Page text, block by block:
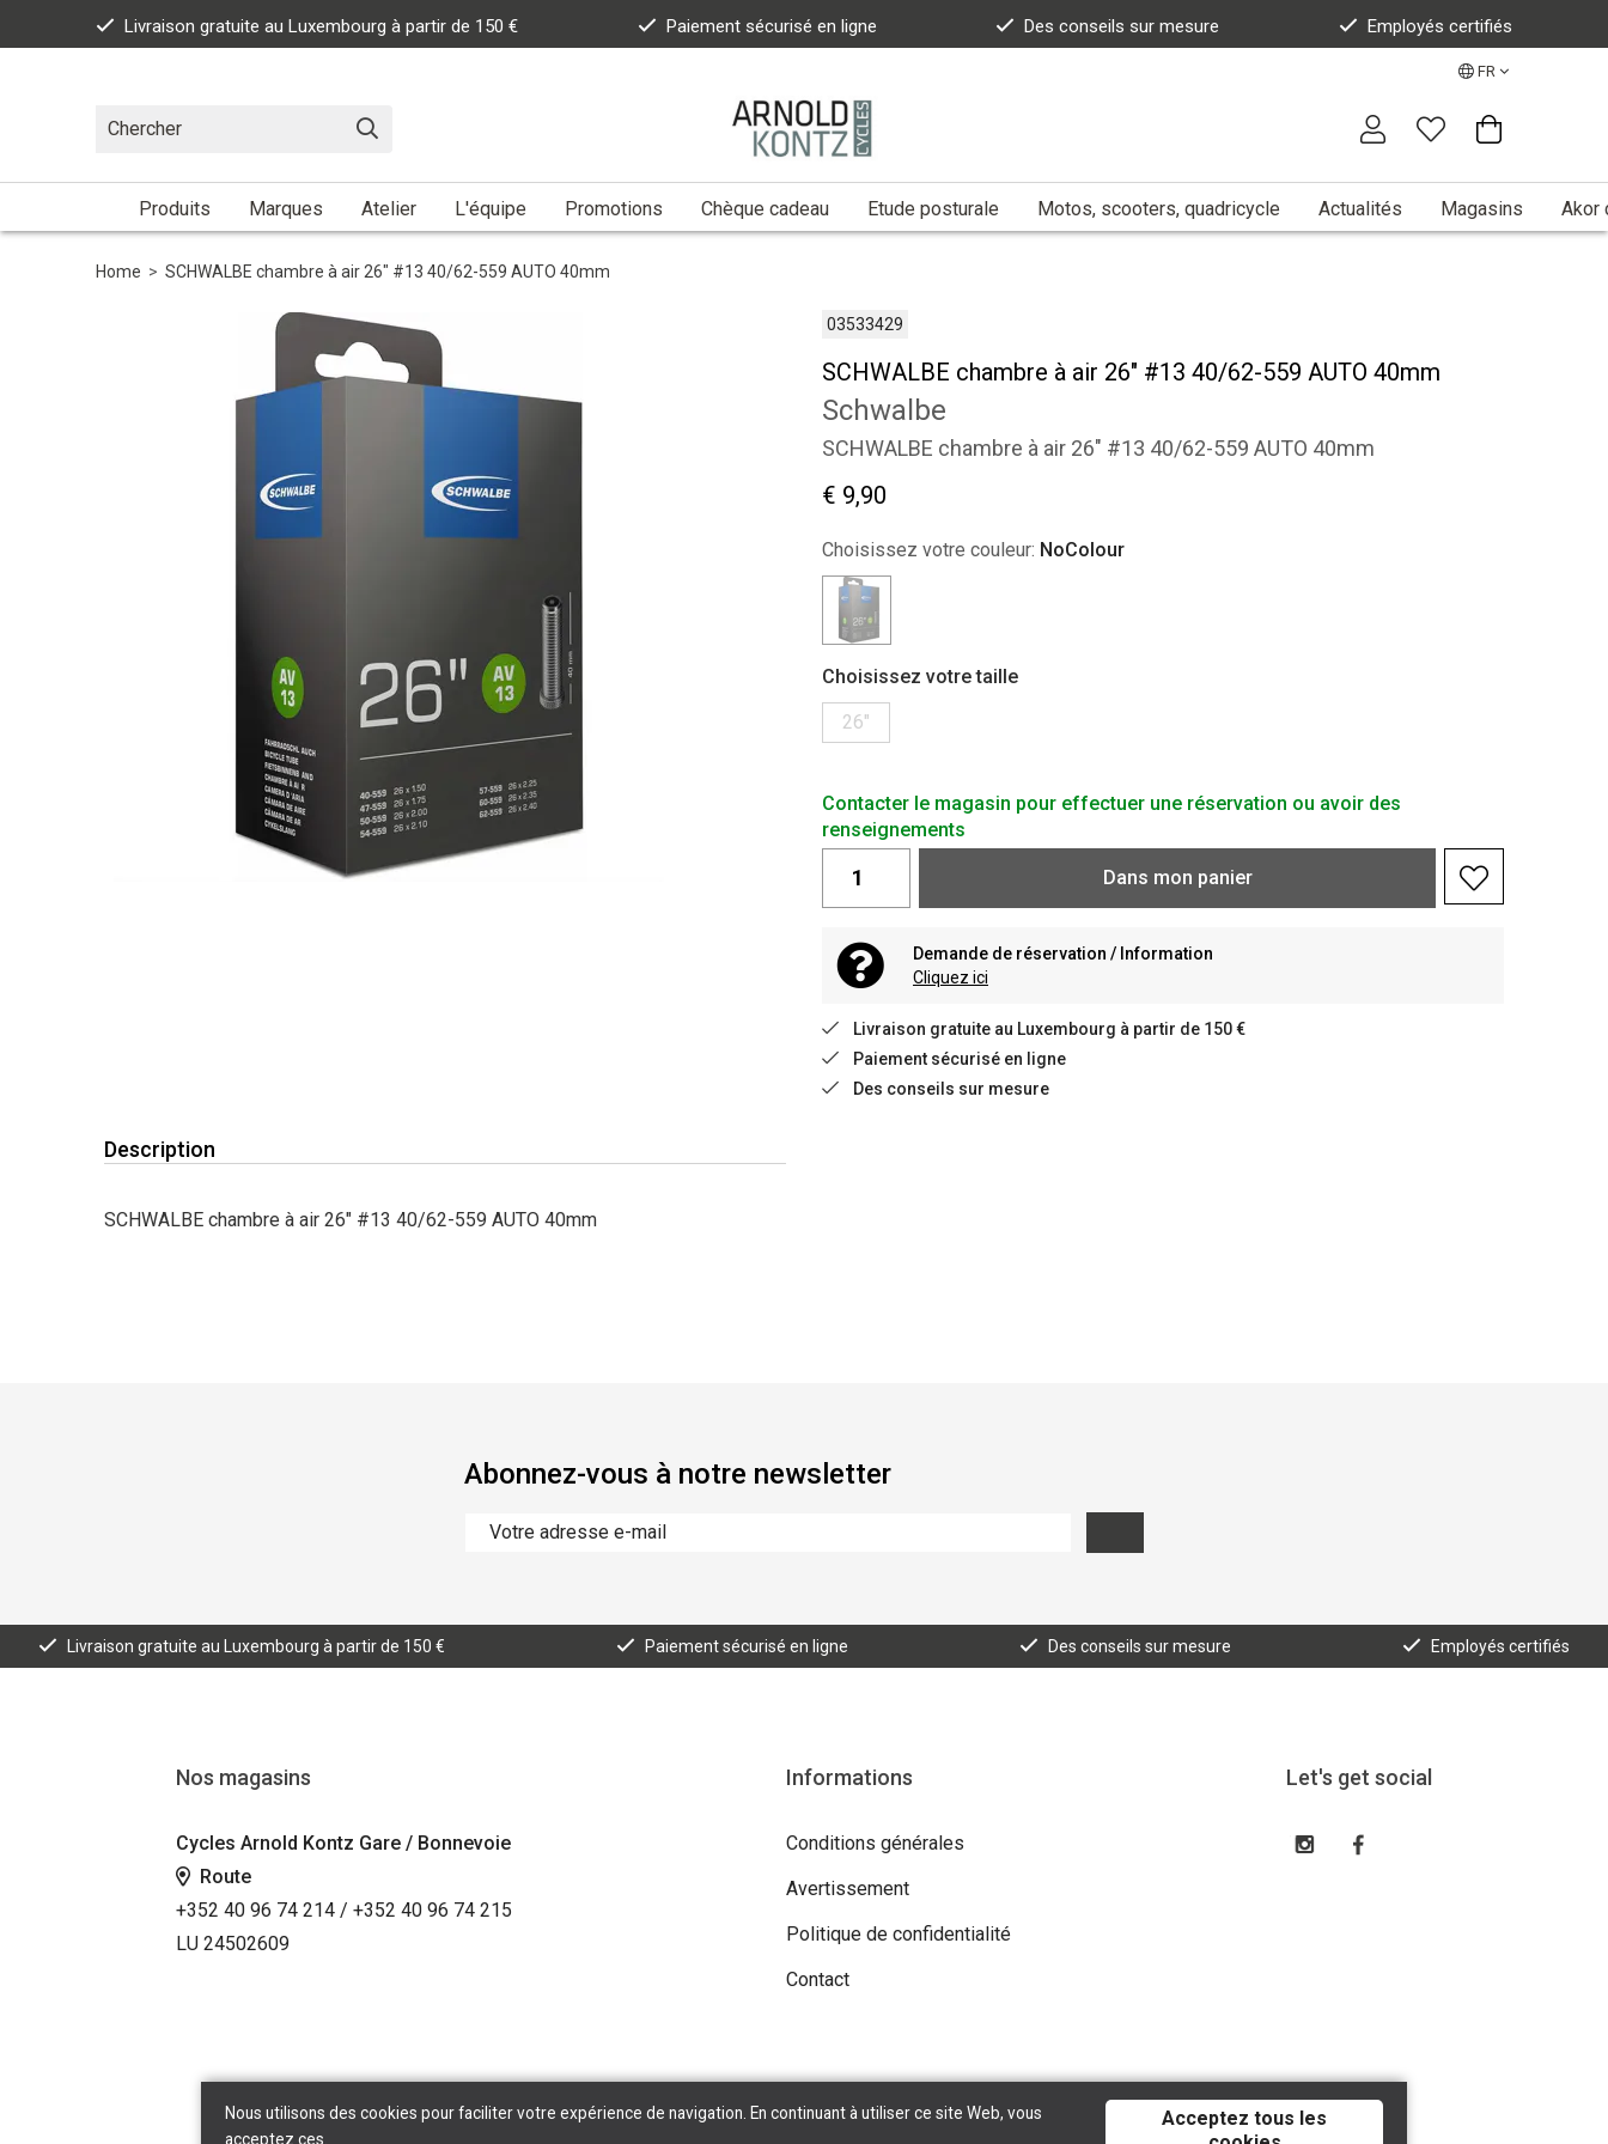
Livraison gratuite au Luxembourg à partir de 150 € Paiement sécurisé en ligne Des conseils sur mesure Employés certifiés
FR
Produits Marques Atelier L'équipe Promotions Chèque cadeau Etude posturale Motos, scooters, quadricycle Actualités Magasins Akor
Home > SCHWALBE chambre à air 26" #13 40/62-559 AUTO 40mm
03533429
SCHWALBE chambre à air 26" #13 40/62-559 AUTO 40mm
Schwalbe
SCHWALBE chambre à air 26" #13 40/62-559 AUTO 40mm
€ 9,90
Choisissez votre couleur: NoColour
Choisissez votre taille
26"
Contacter le magasin pour effectuer une réservation ou avoir des
renseignements
Dans mon panier
Demande de réservation / Information
Cliquez ici
Livraison gratuite au Luxembourg à partir de 150 €
Paiement sécurisé en ligne
Des conseils sur mesure
Description
SCHWALBE chambre à air 26" #13 40/62-559 AUTO 40mm
Abonnez-vous à notre newsletter
Livraison gratuite au Luxembourg à partir de 150 € Paiement sécurisé en ligne Des conseils sur mesure Employés certifiés
Nos magasins
Cycles Arnold Kontz Gare / Bonnevoie
Route
+352 40 96 74 214 / +352 40 96 74 215
LU 24502609
Informations
Conditions générales
Avertissement
Politique de confidentialité
Contact
Let's get social
Nous utilisons des cookies pour faciliter votre expérience de navigation. En continuant à utiliser ce site Web, vous
acceptez ces.
Acceptez tous les